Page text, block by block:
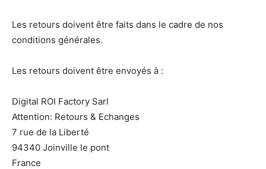
Les retours doivent être faits dans le cadre de nos
conditions générales.
Les retours doivent être envoyés à :
Digital ROI Factory Sarl
Attention: Retours & Echanges
7 rue de la Liberté
94340 Joinville le pont
France